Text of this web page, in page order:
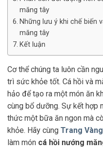
măng tây
Những lưu ý khi chế biến
măng tây
Kết luận
Cơ thể chúng ta luôn cần
trì sức khỏe tốt. Cá hồi và
hảo để tạo ra một món ăn
cùng bổ dưỡng. Sự kết hợp
thức một bữa ăn ngon mà
khỏe. Hãy cùng Trang
làm món cá hồi nướng